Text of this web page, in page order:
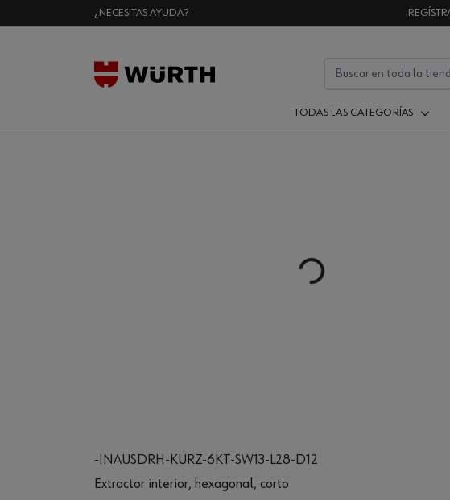
¿NECESITAS AYUDA?
TODAS LAS CATEGORÍAS
Loading...
-INAUSDRH-KURZ-6KT-SW13-L28-D12
Extractor interior, hexagonal, corto